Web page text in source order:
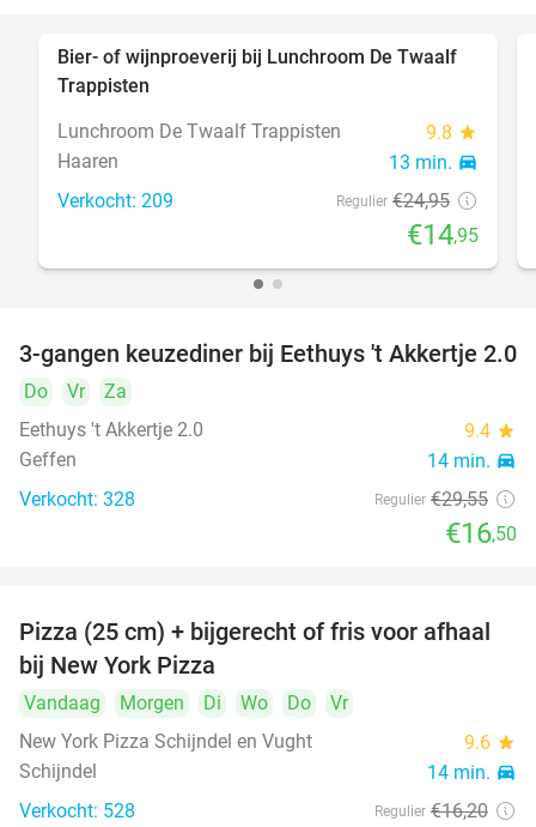
40%
Bier- of wijnproeverij bij Lunchroom De Twaalf
Trappisten
Lunchroom De Twaalf Trappisten
9.8 star
Haaren 13 min. directions_car
Verkocht: 209 Regulier €24,95
€14,95
44%
3-gangen keuzediner bij Eethuys 't Akkertje 2.0
Do Vr
Za
Eethuys 't Akkertje 2.0
9.4 star
Geffen 14 min. directions_car
Verkocht: 328 Regulier €29,55
€16,50
48%
Pizza (25 cm) + bijgerecht of fris voor afhaal
bij New York Pizza
Vandaag Morgen Di Wo Do
Vr
New York Pizza Schijndel en Vught
9.6 star
Schijndel 14 min. directions_car
Verkocht: 528 Regulier €16,20